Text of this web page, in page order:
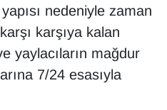
nedeniyle zaman
karşıya kalan
yaylacıların mağdur
7/24 esasıyla